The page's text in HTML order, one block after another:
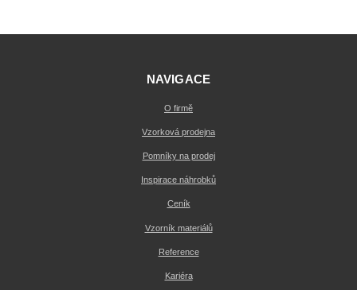
NAVIGACE
O firmě
Vzorková prodejna
Pomníky na prodej
Inspirace náhrobků
Ceník
Vzorník materiálů
Reference
Kariéra